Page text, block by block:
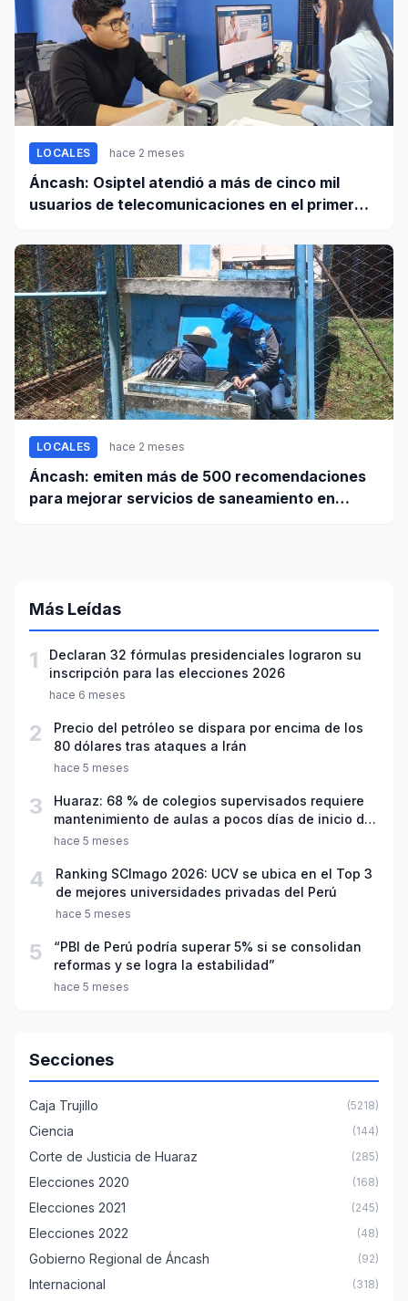
LOCALES hace 2 meses
Áncash: Osiptel atendió a más de cinco mil
usuarios de telecomunicaciones en el primer
LOCALES hace 2 meses
Áncash: emiten más de 500 recomendaciones
para mejorar servicios de saneamiento en
Más Leídas
1
Declaran 32 fórmulas presidenciales lograron su
inscripción para las elecciones 2026
hace 6 meses
2
Precio del petróleo se dispara por encima de los
80 dólares tras ataques a Irán
hace 5 meses
3
Huaraz: 68 % de colegios supervisados requiere
mantenimiento de aulas a pocos días de inicio del
año escolar 2026
hace 5 meses
4
Ranking SCImago 2026: UCV se ubica en el Top 3
de mejores universidades privadas del Perú
hace 5 meses
5
“PBI de Perú podría superar 5% si se consolidan
reformas y se logra la estabilidad”
hace 5 meses
Secciones
Caja Trujillo (5218)
Ciencia (144)
Corte de Justicia de Huaraz (285)
Elecciones 2020 (168)
Elecciones 2021 (245)
Elecciones 2022 (48)
Gobierno Regional de Áncash (92)
Internacional (318)